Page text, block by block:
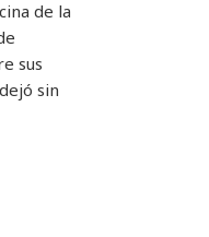
de la
sus
sin